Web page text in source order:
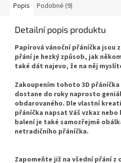
Popis Podobné (9)
Detailní popis produktu
Papírová vánoční přáníčka jsou
přání je hezký způsob, jak
také dát najevo, že na něj
Zakoupením tohoto 3D přáníčka
dostane do ruky naprosto
obdarovaného. Dle vlastní
přáníčka napsat Váš vzkaz
balení je také samozřejmě
netradičního přáníčka.
Zapomeňte již na všední přání z